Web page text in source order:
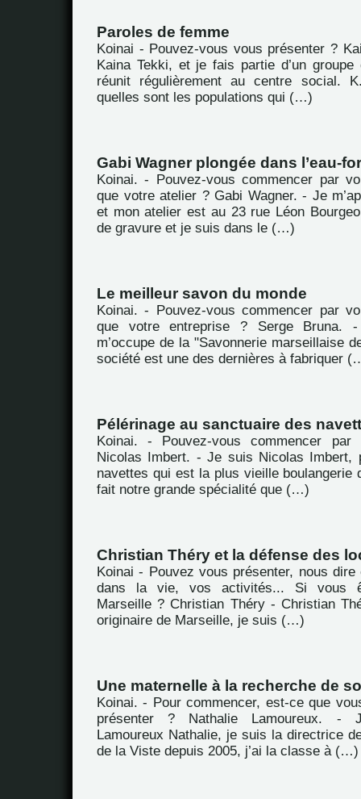
Paroles de femme
Koinai - Pouvez-vous vous présenter ?
Kaina Tekki, et je fais partie d’un
réunit régulièrement au centre social.
quelles sont les populations qui (…)
Gabi Wagner plongée dans l’eau-
Koinai. - Pouvez-vous commencer par
que votre atelier ? Gabi Wagner. - Je
et mon atelier est au 23 rue Léon
de gravure et je suis dans le (…)
Le meilleur savon du monde
Koinai. - Pouvez-vous commencer par
que votre entreprise ? Serge Bruna.
m’occupe de la "Savonnerie marseillaise
société est une des dernières à fabriquer
Pélérinage au sanctuaire des
Koinai. - Pouvez-vous commencer
Nicolas Imbert. - Je suis Nicolas Imbert,
navettes qui est la plus vieille boulangerie
fait notre grande spécialité que (…)
Christian Théry et la défense des
Koinai - Pouvez vous présenter, nous
dans la vie, vos activités... Si vous
Marseille ? Christian Théry - Christian
originaire de Marseille, je suis (…)
Une maternelle à la recherche de
Koinai. - Pour commencer, est-ce que
présenter ? Nathalie Lamoureux. -
Lamoureux Nathalie, je suis la directrice
de la Viste depuis 2005, j’ai la classe à (…)